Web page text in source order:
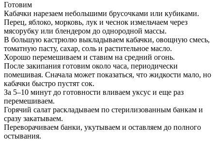
Готовим
Кабачки нарезаем небольшими брусочками или кубиками.
Перец, яблоко, морковь, лук и чеснок измельчаем через
мясорубку или блендером до однородной массы.
В большую кастрюлю выкладываем кабачки, овощную смесь,
томатную пасту, сахар, соль и растительное масло.
Хорошо перемешиваем и ставим на средний огонь.
После закипания готовим около часа, периодически
помешивая. Сначала может показаться, что жидкости мало, но
кабачки быстро пустят сок.
За 5–10 минут до готовности вливаем уксус и еще раз
перемешиваем.
Горячий салат раскладываем по стерилизованным банкам и
сразу закатываем.
Переворачиваем банки, укутываем и оставляем до полного
остывания.